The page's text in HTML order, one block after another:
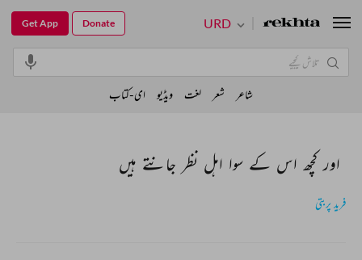
اور کچھ اس کے سوا اہل نظر جانتے ہیں
فرید پربتی
URD
Get App Donate
شاعر شعر لغت ویڈیو ای-کتاب